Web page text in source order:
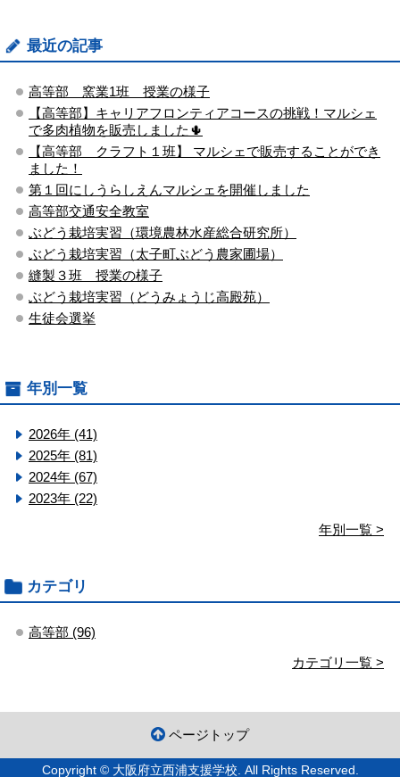
最近の記事
高等部 窯業1班 授業の様子
【高等部】キャリアフロンティアコースの挑戦！マルシェ
で多肉植物を販売しました🌵
【高等部 クラフト１班】 マルシェで販売することができ
ました！
第１回にしうらしえんマルシェを開催しました
高等部交通安全教室
ぶどう栽培実習（環境農林水産総合研究所）
ぶどう栽培実習（太子町ぶどう農家圃場）
縫製３班 授業の様子
ぶどう栽培実習（どうみょうじ高殿苑）
生徒会選挙
年別一覧
2026年 (41)
2025年 (81)
2024年 (67)
2023年 (22)
年別一覧 >
カテゴリ
高等部 (96)
カテゴリ一覧 >
ページトップ
Copyright © 大阪府立西浦支援学校. All Rights Reserved.